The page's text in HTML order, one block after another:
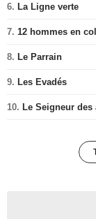
6. La Ligne verte
7. 12 hommes en
8. Le Parrain
9. Les Evadés
10. Le Seigneur